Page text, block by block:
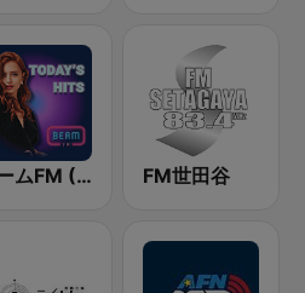
ビームFM (Beam FM) FM世田谷